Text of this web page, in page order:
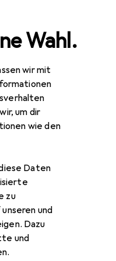
Wahl.
wir mit
um dir
wie den
Daten
zu
und
Dazu
und
MobileOffice S 602
zum Produkt Plustek